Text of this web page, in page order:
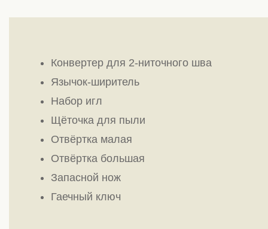
Конвертер для 2-ниточного шва
Язычок-ширитель
Набор игл
Щёточка для пыли
Отвёртка малая
Отвёртка большая
Запасной нож
Гаечный ключ